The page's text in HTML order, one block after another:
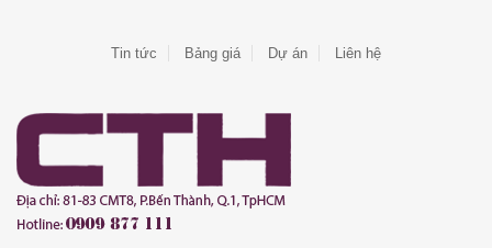
Tin tức Bảng giá Dự án Liên hệ